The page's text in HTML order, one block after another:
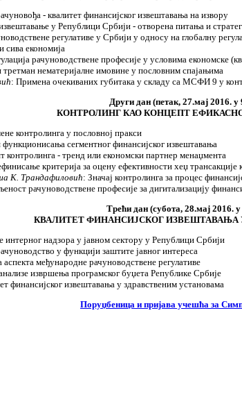
- квалитет финансијског извештавања на извору
у Републици Србији - отворена питања и
регулативе у Србији у односу на глобалну
сива економија
рачуноводствене професије у условима економске
третман нематеријалне имовине у пословним спајањима
: Примена очекиваних губитака у складу са МСФИ 9 у
Други дан (петак, 27.мај 2016. у
КОНТРОЛИНГ КАО КОНЦЕПТ
контролинга у пословној пракси
функционисања сегментног финансијског извештавања
контролинга - тренд или економски партнер менаџмента
критерија за оцену ефективности хеџ
К. Трандафиловић: Значај контролинга за процес
рачуноводствене професије за дигитализацију
Трећи дан (субота, 28.мај 2016.
КВАЛИТЕТ ФИНАНСИЈСКОГ ИЗВЕШТАВАЊА
интерног надзора у јавном сектору у Републици Србији
у функцији заштите јавног интереса
међународне рачуноводствене регулативе
извршења програмског буџета Републике Србије
финансијског извештавања у здравственим установама
Поруџбеница и пријава учешћа за